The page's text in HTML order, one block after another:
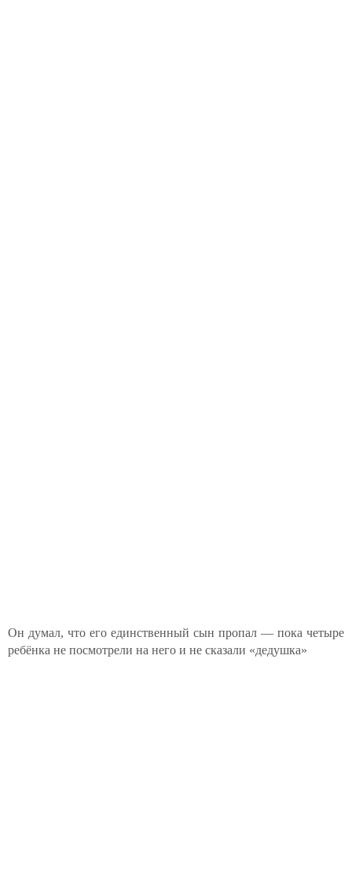
Он думал, что его единственный сын пропал — пока четыре
ребёнка не посмотрели на него и не сказали «дедушка»